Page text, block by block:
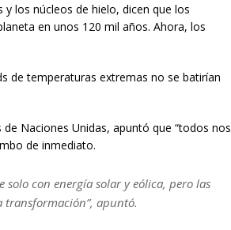
los núcleos de hielo, dicen que los
en unos 120 mil años. Ahora, los
de temperaturas extremas no se batirían
Naciones Unidas, apuntó que “todos nos
de inmediato.
con energía solar y eólica, pero las
transformación”, apuntó.